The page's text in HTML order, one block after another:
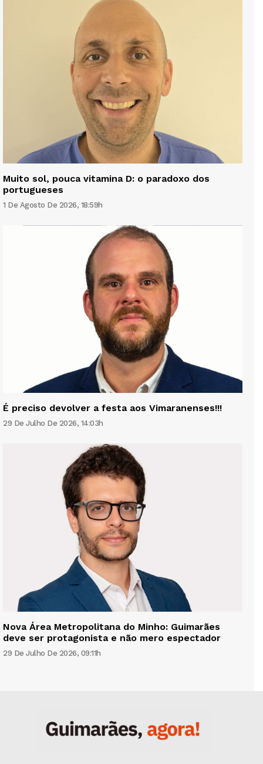
Muito sol, pouca vitamina D: o paradoxo dos
portugueses
1 De Agosto De 2026, 18:59h
É preciso devolver a festa aos Vimaranenses!!!
29 De Julho De 2026, 14:03h
Nova Área Metropolitana do Minho: Guimarães
deve ser protagonista e não mero espectador
29 De Julho De 2026, 09:11h